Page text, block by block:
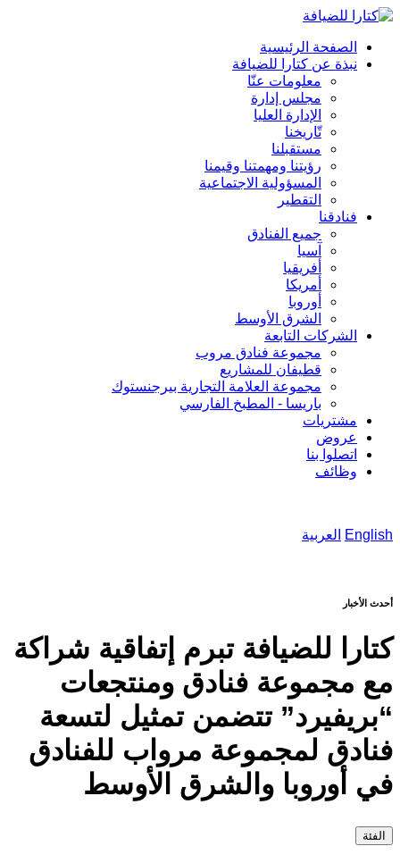
الصفحة الرئيسية
نبذة عن كتارا للضيافة
معلومات عنّا
مجلس إدارة
الإدارة العليا
تّاريخنا
مستقبلنا
رؤيتنا ومهمتنا وقيمنا
المسؤولية الاجتماعية
التقطير
فنادقنا
جميع الفنادق
آسيا
أفريقيا
أمريكا
أوروبا
الشرق الأوسط
الشركات التابعة
مجموعة فنادق مروب
قطيفان للمشاريع
مجموعة العلامة التجارية بيرجنستوك
باريسا - المطبخ الفارسي
مشتريات
عروض
اتصلوا بنا
وظائف
English العربية
أحدث الأخبار
كتارا للضيافة تبرم إتفاقية شراكة
مع مجموعة فنادق ومنتجعات
“بريفيرد” تتضمن تمثيل لتسعة
فنادق لمجموعة مرواب للفنادق
في أوروبا والشرق الأوسط
الفئة